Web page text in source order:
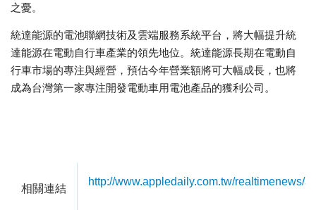
之憂。
統達能源的電池聯網技術及雲端服務系統平台，將大幅提升統
達能源在電動自行車產業的領先地位。統達能源長期在電動自
行車市場的專注與經營，預估今年營業額將可大幅成長，也將
成為台灣第一家專注開發電動車用電池產品的獲利公司。
相關連結
http://www.appledaily.com.tw/realtimenews/